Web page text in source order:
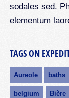
sodales sed.
elementum
TAGS ON
Aureole baths
belgium Bière